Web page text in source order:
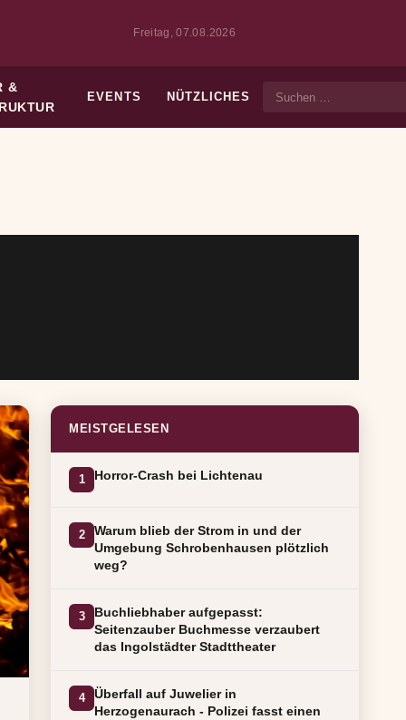
Freitag, 07.08.2026
&
EVENTS NÜTZLICHES
MEISTGELESEN
1 Horror-Crash bei Lichtenau
2
Warum blieb der Strom in und der
Umgebung Schrobenhausen plötzlich
weg?
3
Buchliebhaber aufgepasst:
Seitenzauber Buchmesse verzaubert
das Ingolstädter Stadttheater
4
Überfall auf Juwelier in
Herzogenaurach - Polizei fasst einen